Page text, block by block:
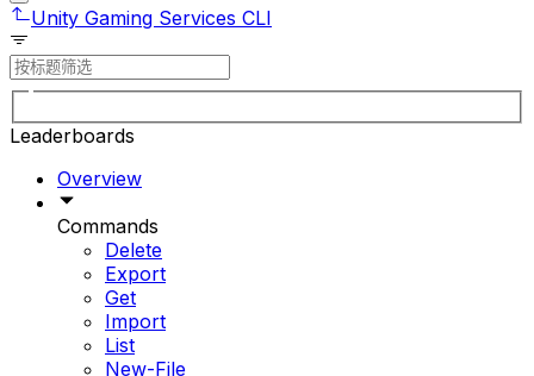
Unity Gaming Services CLI
Leaderboards
Overview
Commands
Delete
Export
Get
Import
List
New-File